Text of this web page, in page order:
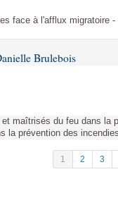
face à l'afflux migratoire
Brulebois
maîtrisés du feu dans la
la prévention des
1 2 3